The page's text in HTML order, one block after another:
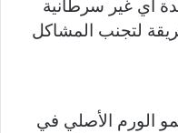
أي غير سرطانية
لتجنب المشاكل
الورم الأصلي في